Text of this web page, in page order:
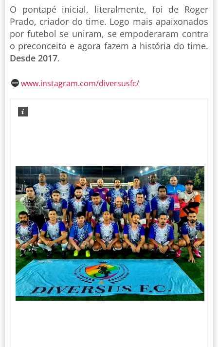
O pontapé inicial, literalmente, foi de Roger
Prado, criador do time. Logo mais apaixonados
por futebol se uniram, se empoderaram contra
o preconceito e agora fazem a história do time.
Desde 2017.
www.instagram.com/diversusfc/